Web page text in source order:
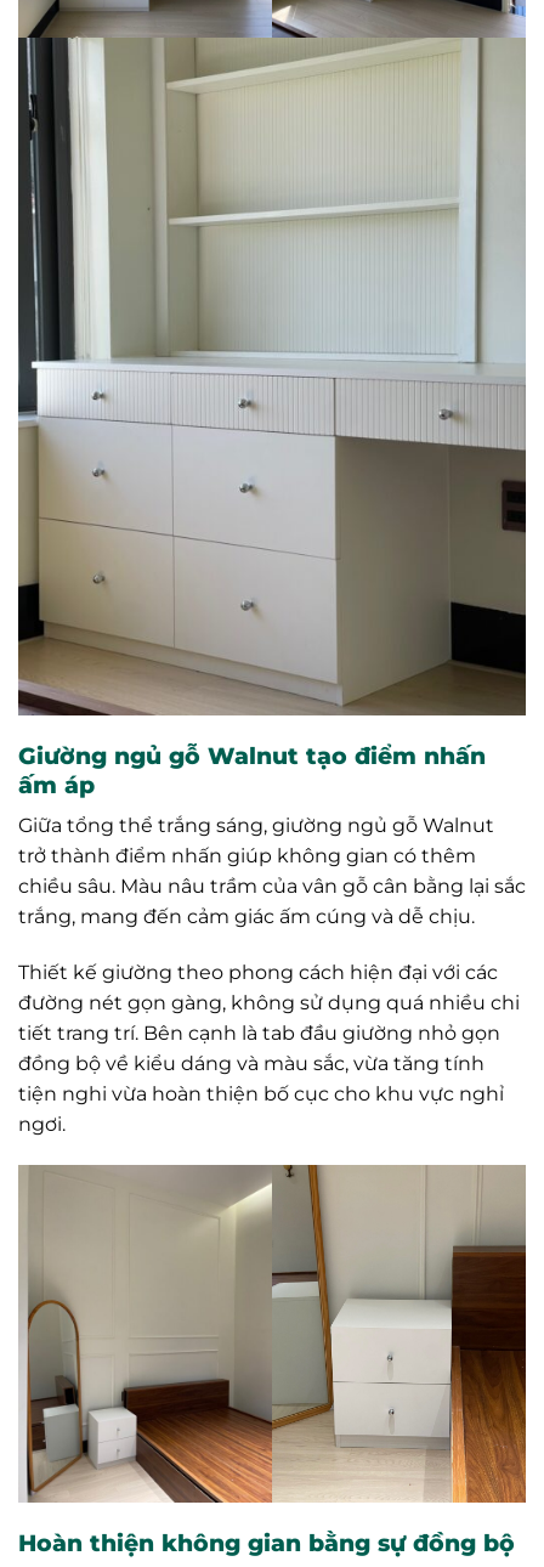
Giường ngủ gỗ Walnut tạo điểm nhấn
ấm áp
Giữa tổng thể trắng sáng, giường ngủ gỗ Walnut
trở thành điểm nhấn giúp không gian có thêm
chiều sâu. Màu nâu trầm của vân gỗ cân bằng lại sắc
trắng, mang đến cảm giác ấm cúng và dễ chịu.
Thiết kế giường theo phong cách hiện đại với các
đường nét gọn gàng, không sử dụng quá nhiều chi
tiết trang trí. Bên cạnh là tab đầu giường nhỏ gọn
đồng bộ về kiểu dáng và màu sắc, vừa tăng tính
tiện nghi vừa hoàn thiện bố cục cho khu vực nghỉ
ngơi.
Hoàn thiện không gian bằng sự đồng bộ